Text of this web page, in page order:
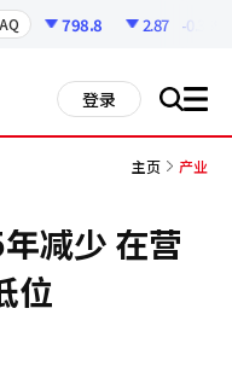
798.8 2.87 -0.36%
登录 搜 all
主页 产业
减少 在营
位